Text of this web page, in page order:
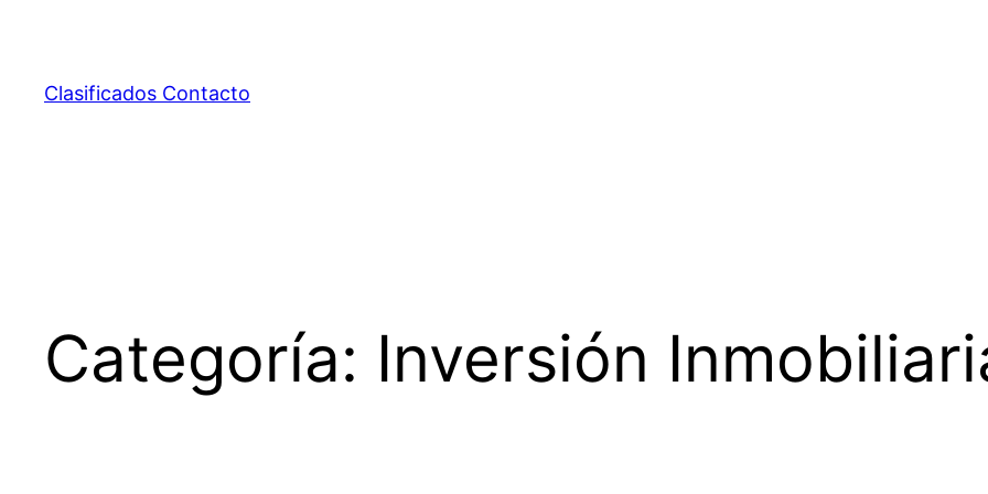
contenido
Clasificados Contacto
Categoría: Inversión